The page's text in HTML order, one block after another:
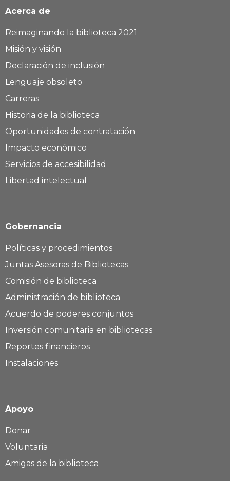
Acerca de
Reimaginando la biblioteca 2021
Misión y visión
Declaración de inclusión
Lenguaje obsoleto
Carreras
Historia de la biblioteca
Oportunidades de contratación
Impacto económico
Servicios de accesibilidad
Libertad intelectual
Gobernancia
Políticas y procedimientos
Juntas Asesoras de Bibliotecas
Comisión de biblioteca
Administración de biblioteca
Acuerdo de poderes conjuntos
Inversión comunitaria en bibliotecas
Reportes financieros
Instalaciones
Apoyo
Donar
Voluntaria
Amigas de la biblioteca